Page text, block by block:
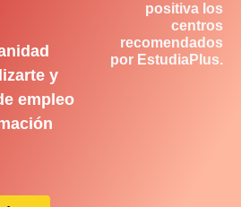
y
empleo
positiva los
centros
recomendados
por EstudiaPlus.